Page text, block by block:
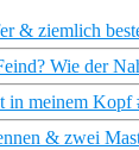
& ziemlich
Wie der
in meinem
& zwei